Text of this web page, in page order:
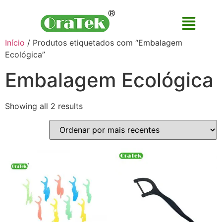
Início / Produtos etiquetados com “Embalagem
Ecológica”
Embalagem Ecológica
Showing all 2 results